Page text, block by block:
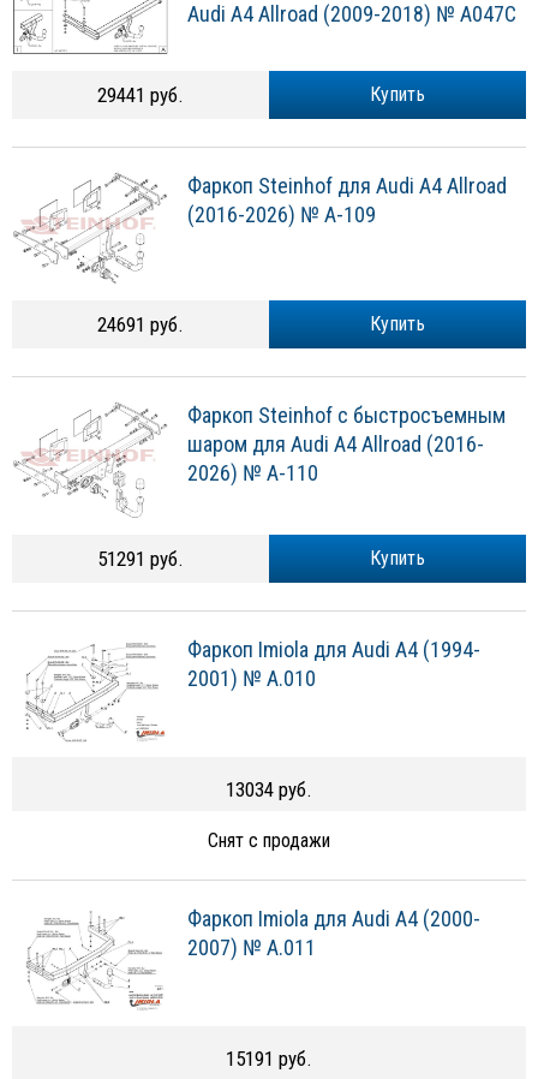
Audi A4 Allroad (2009-2018) № A047C
Купить
29441 руб.
Фаркоп Steinhof для Audi A4 Allroad
(2016-2026) № A-109
Купить
24691 руб.
Фаркоп Steinhof с быстросъемным
шаром для Audi A4 Allroad (2016-
2026) № A-110
Купить
51291 руб.
Фаркоп Imiola для Audi A4 (1994-
2001) № A.010
13034 руб.
Снят с продажи
Фаркоп Imiola для Audi A4 (2000-
2007) № A.011
15191 руб.